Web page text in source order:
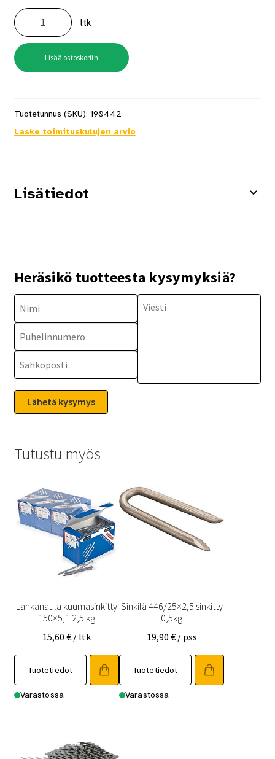
HJ17ASAVR
38x3,1mm
16°
Huopanaula
1800
kpl/pkt
määrä
ltk
Lisää ostoskoriin
Tuotetunnus (SKU): 190442
Laske toimituskulujen arvio
Lisätiedot
Heräsikö tuotteesta kysymyksiä?
Tutustu myös
Lankanaula kuumasinkitty
150×5,1 2,5 kg
15,60 € / ltk
Tuotetiedot
Varastossa
Sinkilä 446/25×2,5 sinkitty
0,5kg
19,90 € / pss
Tuotetiedot
Varastossa